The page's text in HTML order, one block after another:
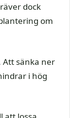
dock
om
Att sänka ner
i hög